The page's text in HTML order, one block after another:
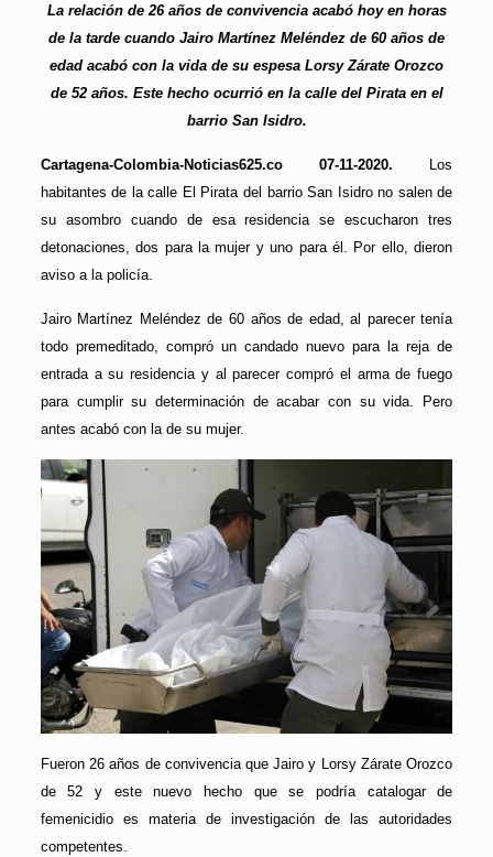
La relación de 26 años de convivencia acabó hoy en horas
de la tarde cuando Jairo Martínez Meléndez de 60 años de
edad acabó con la vida de su espesa Lorsy Zárate Orozco
de 52 años. Este hecho ocurrió en la calle del Pirata en el
barrio San Isidro.
Cartagena-Colombia-Noticias625.co 07-11-2020. Los
habitantes de la calle El Pirata del barrio San Isidro no salen de
su asombro cuando de esa residencia se escucharon tres
detonaciones, dos para la mujer y uno para él. Por ello, dieron
aviso a la policía.
Jairo Martínez Meléndez de 60 años de edad, al parecer tenía
todo premeditado, compró un candado nuevo para la reja de
entrada a su residencia y al parecer compró el arma de fuego
para cumplir su determinación de acabar con su vida. Pero
antes acabó con la de su mujer.
Fueron 26 años de convivencia que Jairo y Lorsy Zárate Orozco
de 52 y este nuevo hecho que se podría catalogar de
femenicidio es materia de investigación de las autoridades
competentes.